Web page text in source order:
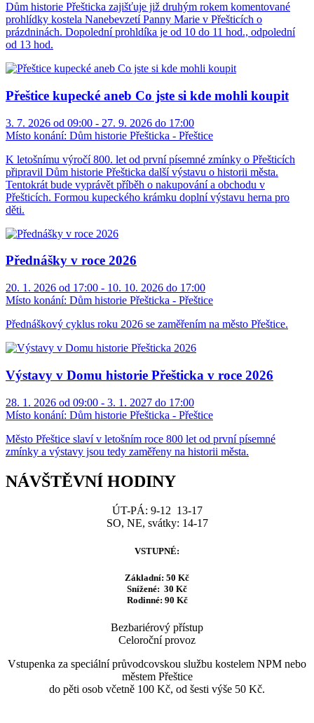
Dům historie Přešticka zajišťuje již druhým rokem komentované
prohlídky kostela Nanebevzetí Panny Marie v Přešticích o
prázdninách. Dopolední prohldíka je od 10 do 11 hod., odpolední
od 13 hod.
Přeštice kupecké aneb Co jste si kde mohli koupit
3. 7. 2026 od 09:00 - 27. 9. 2026 do 17:00
Místo konání: Dům historie Přešticka - Přeštice
K letošnímu výročí 800. let od první písemné zmínky o Přešticích
připravil Dům historie Přešticka další výstavu o historii města.
Tentokrát bude vyprávět příběh o nakupování a obchodu v
Přešticích. Formou kupeckého krámku doplní výstavu herna pro
děti.
Přednášky v roce 2026
20. 1. 2026 od 17:00 - 10. 10. 2026 do 17:00
Místo konání: Dům historie Přešticka - Přeštice
Přednáškový cyklus roku 2026 se zaměřením na město Přeštice.
Výstavy v Domu historie Přešticka v roce 2026
28. 1. 2026 od 09:00 - 3. 1. 2027 do 17:00
Místo konání: Dům historie Přešticka - Přeštice
Město Přeštice slaví v letošním roce 800 let od první písemné
zmínky a výstavy jsou tedy zaměřeny na historii města.
NÁVŠTĚVNÍ HODINY
ÚT-PÁ: 9-12 13-17
SO, NE, svátky: 14-17
VSTUPNÉ:
Základní: 50 Kč
Snížené: 30 Kč
Rodinné: 90 Kč
Bezbariérový přístup
Celoroční provoz
Vstupenka za speciální průvodcovskou službu kostelem NPM nebo
městem Přeštice
do pěti osob včetně 100 Kč, od šesti výše 50 Kč.